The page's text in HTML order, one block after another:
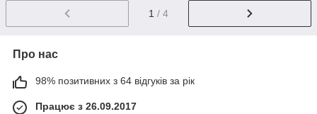
1 / 4
Про нас
98% позитивних з 64 відгуків за рік
Працює з 26.09.2017